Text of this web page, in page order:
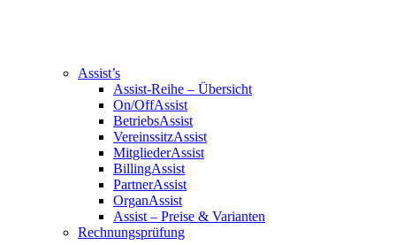
Assist’s
Assist-Reihe – Übersicht
On/OffAssist
BetriebsAssist
VereinssitzAssist
MitgliederAssist
BillingAssist
PartnerAssist
OrganAssist
Assist – Preise & Varianten
Rechnungsprüfung